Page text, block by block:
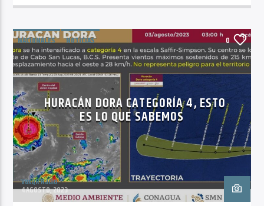
NACIONALES NOTICIAS 0
HURACÁN DORA CATEGORÍA 4, ESTO
ES LO QUE SABEMOS
VoxQR Radio
4 AGOSTO, 2023